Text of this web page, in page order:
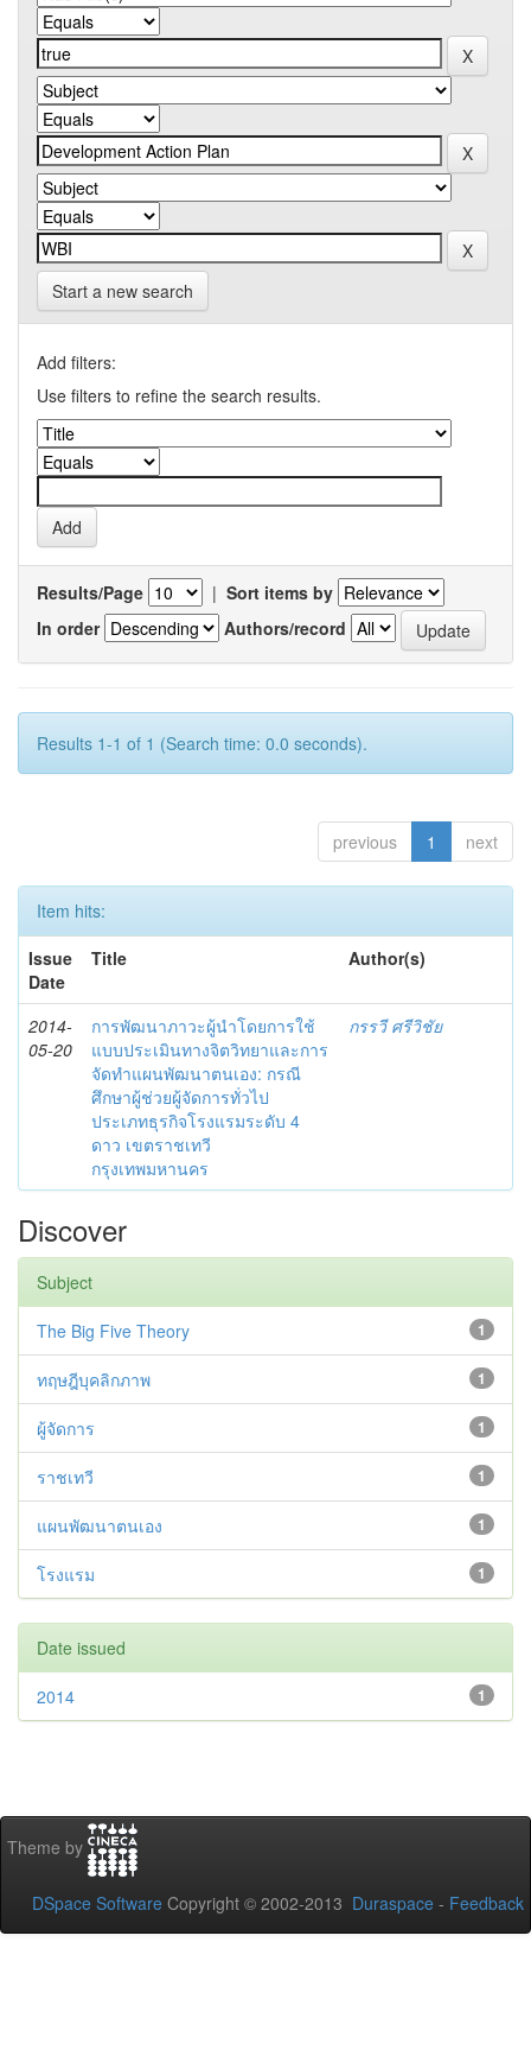
Start a new search
Add filters:
Use filters to refine the search results.
Results/Page | Sort items by
In order
Authors/record
Results 1-1 of 1 (Search time: 0.0 seconds).
previous 1 next
Item hits:
Issue
Date
Title Author(s)
2014-
05-20
การพัฒนาภาวะผู้นำโดยการใช้
แบบประเมินทางจิตวิทยาและการ
จัดทำแผนพัฒนาตนเอง: กรณี
ศึกษาผู้ช่วยผู้จัดการทั่วไป
ประเภทธุรกิจโรงแรมระดับ 4
ดาว เขตราชเทวี
กรุงเทพมหานคร
กรรวี ศรีวิชัย
Discover
Subject
1
The Big Five Theory
1
ทฤษฎีบุคลิกภาพ
1
ผู้จัดการ
1
ราชเทวี
1
แผนพัฒนาตนเอง
1
โรงแรม
Date issued
1
2014
Theme by
DSpace Software Copyright © 2002-2013 Duraspace - Feedback